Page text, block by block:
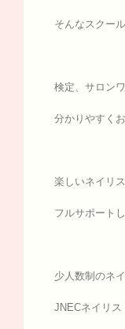
そんなスクー
検定、サロン
分かりやすく
楽しいネイリ
フルサポート
少人数制のネ
JNECネイリス